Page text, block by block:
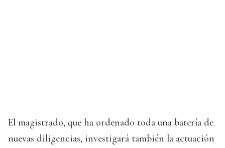
El magistrado, que ha ordenado toda una batería de
nuevas diligencias, investigará también la actuación